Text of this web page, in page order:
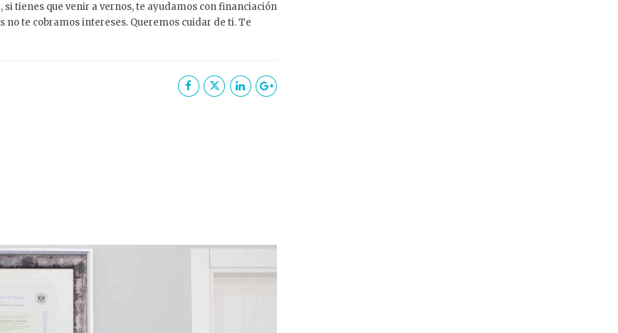
tienes que venir a vernos, te ayudamos con financiación
te cobramos intereses. Queremos cuidar de ti. Te